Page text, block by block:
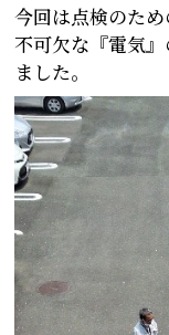
今回は点検のた
不可欠な『電気
ました。